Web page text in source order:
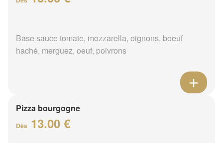
Base sauce tomate, mozzarella, oignons, boeuf
haché, merguez, oeuf, poivrons
Pizza bourgogne
Dès 13.00 €